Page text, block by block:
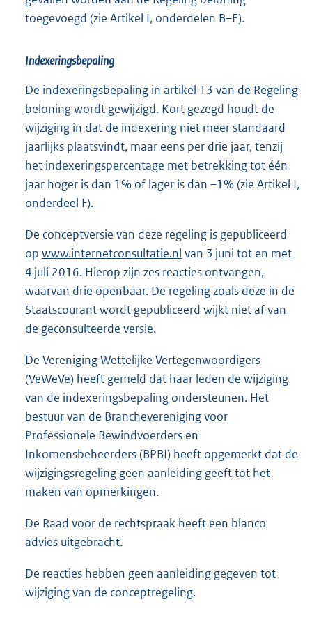
toegevoegd (zie Artikel I, onderdelen B–E).
Indexeringsbepaling
De indexeringsbepaling in artikel 13 van de Regeling
beloning wordt gewijzigd. Kort gezegd houdt de
wijziging in dat de indexering niet meer standaard
jaarlijks plaatsvindt, maar eens per drie jaar, tenzij
het indexeringspercentage met betrekking tot één
jaar hoger is dan 1% of lager is dan –1% (zie Artikel I,
onderdeel F).
De conceptversie van deze regeling is gepubliceerd
op www.internetconsultatie.nl van 3 juni tot en met
4 juli 2016. Hierop zijn zes reacties ontvangen,
waarvan drie openbaar. De regeling zoals deze in de
Staatscourant wordt gepubliceerd wijkt niet af van
de geconsulteerde versie.
De Vereniging Wettelijke Vertegenwoordigers
(VeWeVe) heeft gemeld dat haar leden de wijziging
van de indexeringsbepaling ondersteunen. Het
bestuur van de Branchevereniging voor
Professionele Bewindvoerders en
Inkomensbeheerders (BPBI) heeft opgemerkt dat de
wijzigingsregeling geen aanleiding geeft tot het
maken van opmerkingen.
De Raad voor de rechtspraak heeft een blanco
advies uitgebracht.
De reacties hebben geen aanleiding gegeven tot
wijziging van de conceptregeling.